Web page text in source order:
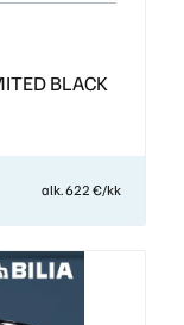
BLACK
alk. 622 €/kk